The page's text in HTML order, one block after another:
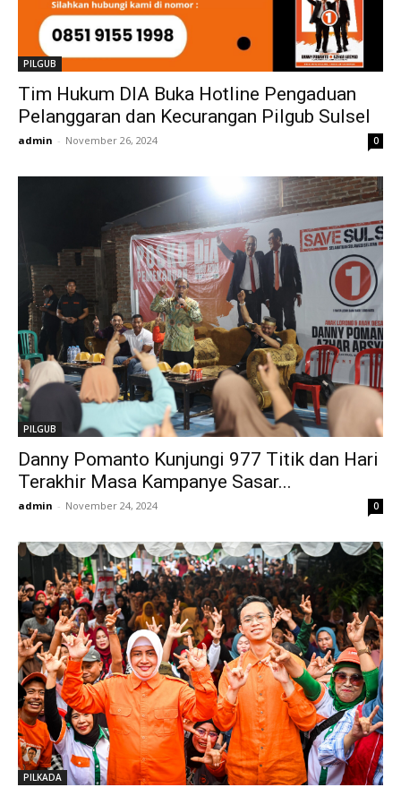
PILGUB
Tim Hukum DIA Buka Hotline Pengaduan
Pelanggaran dan Kecurangan Pilgub Sulsel
admin - November 26, 2024 0
PILGUB
Danny Pomanto Kunjungi 977 Titik dan Hari
Terakhir Masa Kampanye Sasar...
admin - November 24, 2024 0
PILKADA